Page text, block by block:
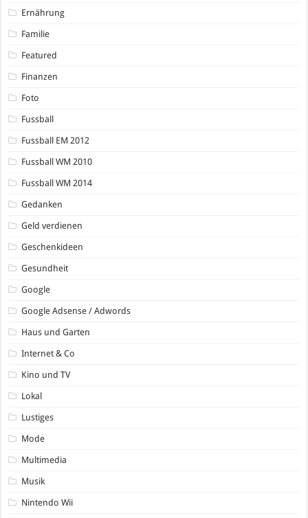
Ernährung
Familie
Featured
Finanzen
Foto
Fussball
Fussball EM 2012
Fussball WM 2010
Fussball WM 2014
Gedanken
Geld verdienen
Geschenkideen
Gesundheit
Google
Google Adsense / Adwords
Haus und Garten
Internet & Co
Kino und TV
Lokal
Lustiges
Mode
Multimedia
Musik
Nintendo Wii